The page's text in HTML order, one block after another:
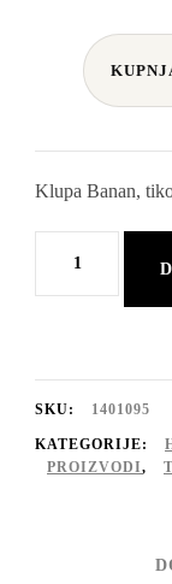
Klupa Banan,
Boca
SKU: 1401095
KATEGORIJE:
PROIZVODI,